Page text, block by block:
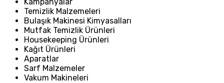
Temizlik Malzemeleri
Bulaşık Makinesi Kimyasalları
Mutfak Temizlik Ürünleri
Housekeeping Ürünleri
Kağıt Ürünleri
Aparatlar
Sarf Malzemeler
Vakum Makineleri